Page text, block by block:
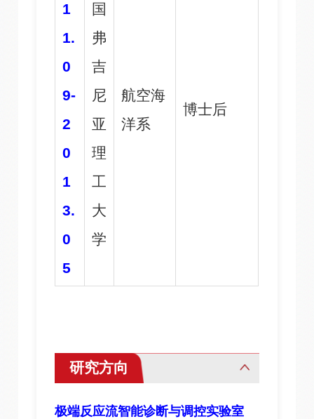
1
1.
0
9-
2
0
1
3.
0
5
国
弗
吉
尼
亚
理
工
大
学
航空海
洋系
博士后
研究方向
极端反应流智能诊断与调控实验室